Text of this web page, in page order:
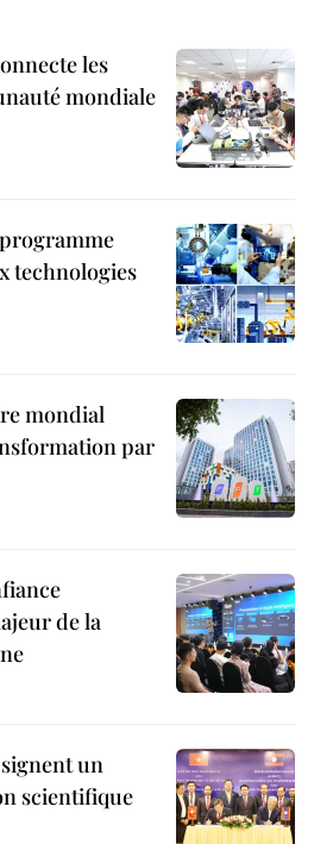
les
mondiale
technologies
mondial
par
de la
signent un
scientifique